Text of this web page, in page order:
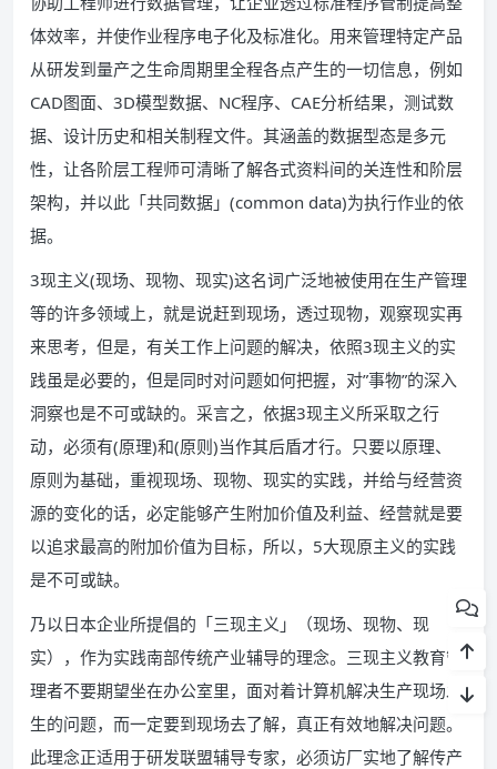
体效率，并使作业程序电子化及标准化。用来管理特定产品
从研发到量产之生命周期里全程各点产生的一切信息，例如
CAD图面、3D模型数据、NC程序、CAE分析结果，测试数
据、设计历史和相关制程文件。其涵盖的数据型态是多元
性，让各阶层工程师可清晰了解各式资料间的关连性和阶层
架构，并以此「共同数据」(common data)为执行作业的依
据。
3现主义(现场、现物、现实)这名词广泛地被使用在生产管理
等的许多领域上，就是说赶到现场，透过现物，观察现实再
来思考，但是，有关工作上问题的解决，依照3现主义的实
践虽是必要的，但是同时对问题如何把握，对”事物”的深入
洞察也是不可或缺的。采言之，依据3现主义所采取之行
动，必须有(原理)和(原则)当作其后盾才行。只要以原理、
原则为基础，重视现场、现物、现实的实践，并给与经营资
源的变化的话，必定能够产生附加价值及利益、经营就是要
以追求最高的附加价值为目标，所以，5大现原主义的实践
是不可或缺。
乃以日本企业所提倡的「三现主义」（现场、现物、现
实），作为实践南部传统产业辅导的理念。三现主义教育管
理者不要期望坐在办公室里，面对着计算机解决生产现场发
生的问题，而一定要到现场去了解，真正有效地解决问题。
此理念正适用于研发联盟辅导专家，必须访厂实地了解传产